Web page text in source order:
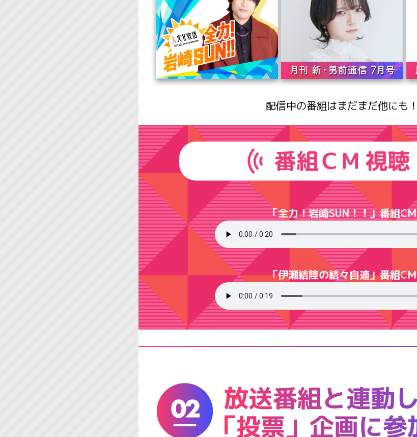
配信中の番組はまだまだ他にも！
「全力！岩崎SUN！！」番組CM
「伊瀬結陸の結々自適」番組CM